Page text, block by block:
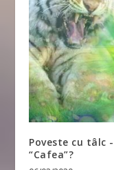
Poveste cu tâlc
“Cafea”?